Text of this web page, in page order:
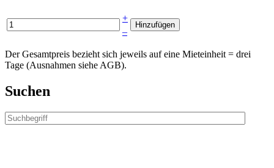
+
–
Der Gesamtpreis bezieht sich jeweils auf eine Mieteinheit = drei
Tage (Ausnahmen siehe AGB).
Suchen